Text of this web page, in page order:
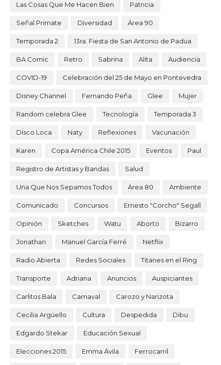
Las Cosas Que Me Hacen Bien Patricia
Señal Primate Diversidad Área 90
Temporada 2 13ra. Fiesta de San Antonio de Padua
BA Comic Retro Sabrina Alita Audiencia
COVID-19 Celebración del 25 de Mayo en Pontevedra
Disney Channel Fernando Peña Glee Mujer
Random celebra Glee Tecnología Temporada 3
Disco Loca Naty Reflexiones Vacunación
Karen Copa América Chile 2015 Eventos Paul
Registro de Artistas y Bandas Salud
Una Que Nos Sepamos Todos Área 80 Ambiente
Comunicado Concursos Ernesto "Corcho" Segall
Opinión Sketches Watu Aborto Bizarro
Jonathan Manuel García Ferré Netflix
Radio Abierta Redes Sociales Titanes en el Ring
Transporte Adriana Anuncios Auspiciantes
Carlitos Bala Carnaval Carozo y Narizota
Cecilia Argüello Cultura Despedida Dibu
Edgardo Stekar Educación Sexual
Elecciones 2015 Emma Ávila Ferrocarril